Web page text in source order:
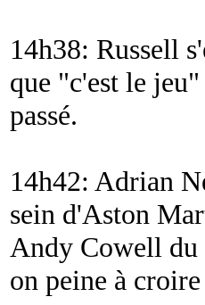
14h38: Russell
que "c'est le jeu"
passé.
14h42: Adrian
sein d'Aston
Andy Cowell du
on peine à